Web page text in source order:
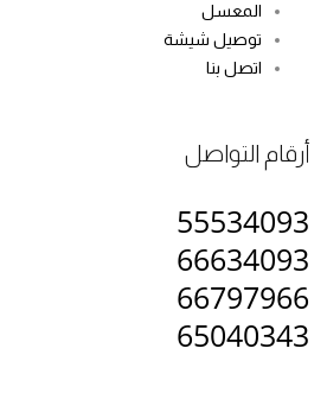
المعسل
توصيل شيشة
اتصل بنا
أرقام التواصل
55534093
66634093
66797966
65040343